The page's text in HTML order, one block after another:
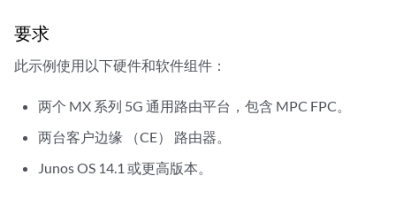
要求
此示例使用以下硬件和软件组件：
两个 MX 系列 5G 通用路由平台，包含 MPC FPC。
两台客户边缘 （CE） 路由器。
Junos OS 14.1 或更高版本。